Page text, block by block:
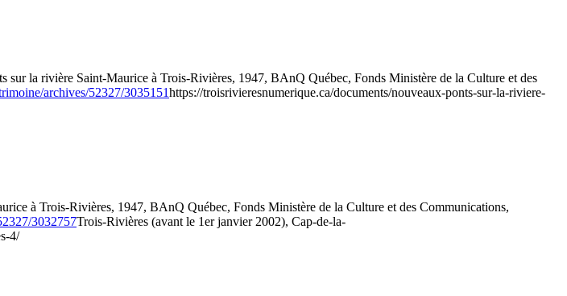
sur la rivière Saint-Maurice à Trois-Rivières, 1947, BAnQ Québec, Fonds Ministère de la Culture et des
archives/52327/3035151https://troisrivieresnumerique.ca/documents/nouveaux-ponts-sur-la-riviere-
à Trois-Rivières, 1947, BAnQ Québec, Fonds Ministère de la Culture et des Communications,
3032757Trois-Rivières (avant le 1er janvier 2002), Cap-de-la-
4/